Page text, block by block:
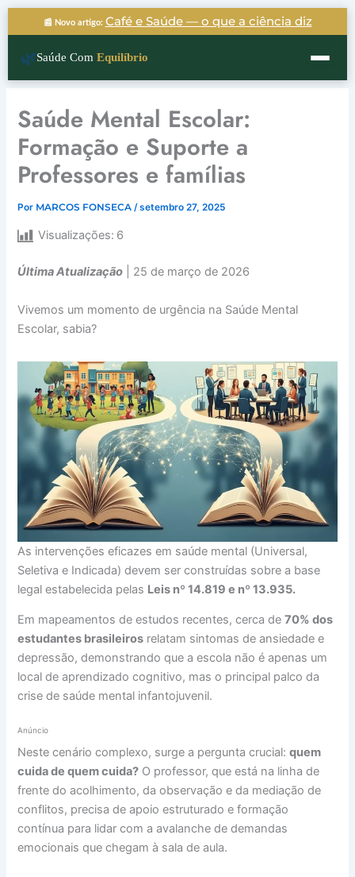
conteúdo
📰 Novo artigo: Café e Saúde — o que a ciência diz
🌿Saúde Com Equilíbrio
Saúde Mental Escolar:
Formação e Suporte a
Professores e famílias
Por MARCOS FONSECA/setembro 27, 2025
Visualizações: 6
Última Atualização | 25 de março de 2026
Vivemos um momento de urgência na Saúde Mental
Escolar, sabia?
As intervenções eficazes em saúde mental (Universal,
Seletiva e Indicada) devem ser construídas sobre a base
legal estabelecida pelas Leis nº 14.819 e nº 13.935.
Em mapeamentos de estudos recentes, cerca de70% dos
estudantes brasileiros relatam sintomas de ansiedade e
depressão, demonstrando que a escola não é apenas um
local de aprendizado cognitivo, mas o principal palco da
crise de saúde mental infantojuvenil.
Anúncio
Neste cenário complexo, surge a pergunta crucial:quem
cuida de quem cuida? O professor, que está na linha de
frente do acolhimento, da observação e da mediação de
conflitos, precisa de apoio estruturado e formação
contínua para lidar com a avalanche de demandas
emocionais que chegam à sala de aula.